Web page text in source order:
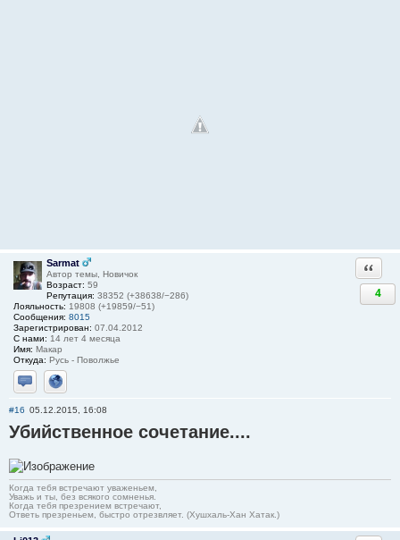
Sarmat
Автор темы, Новичок
Возраст: 59
Репутация: 38352 (+38638/−286)
Лояльность: 19808 (+19859/−51)
Сообщения: 8015
Зарегистрирован: 07.04.2012
С нами: 14 лет 4 месяца
Имя: Макар
Откуда: Русь - Поволжье
Отправить личное сообщение
Сайт
4
#16 05.12.2015, 16:08
Убийственное сочетание....
Когда тебя встречают уваженьем,
Уважь и ты, без всякого сомненья.
Когда тебя презрением встречают,
Ответь презреньем, быстро отрезвляет. (Хушхаль-Хан Хатак.)